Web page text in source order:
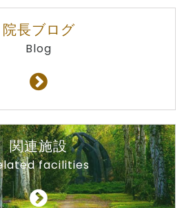
院長ブログ
Blog
関連施設
facilities